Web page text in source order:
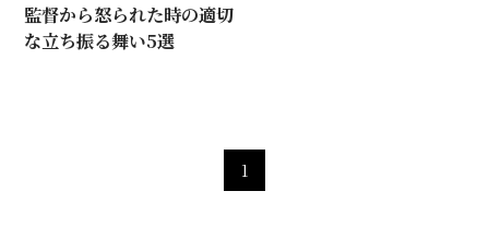
監督から怒られた時の適切
な立ち振る舞い5選
1